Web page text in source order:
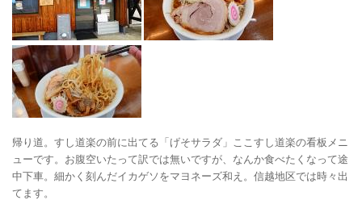
帰り道。すし道楽の前に出てる「げそサラダ」ここすし道楽の看板メニ
ューです。お腹空いたって訳では無いですが、なんか食べたくなって途
中下車。細かく刻んだイカゲソをマヨネーズ和え。信越地区では時々出
てます。